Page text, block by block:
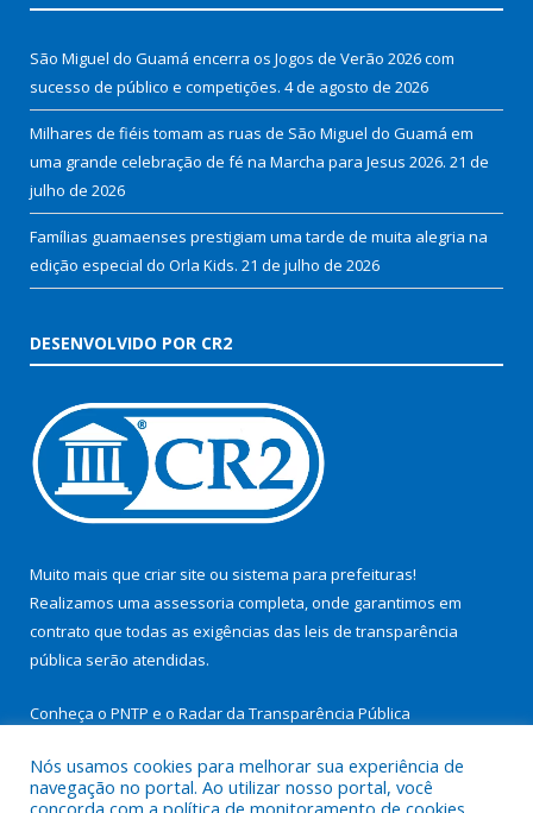
São Miguel do Guamá encerra os Jogos de Verão 2026 com
sucesso de público e competições. 4 de agosto de 2026
Milhares de fiéis tomam as ruas de São Miguel do Guamá em
uma grande celebração de fé na Marcha para Jesus 2026. 21 de
julho de 2026
Famílias guamaenses prestigiam uma tarde de muita alegria na
edição especial do Orla Kids. 21 de julho de 2026
DESENVOLVIDO POR CR2
Muito mais que criar site ou sistema para prefeituras!
Realizamos uma assessoria completa, onde garantimos em
contrato que todas as exigências das leis de transparência
pública serão atendidas.
Conheça o PNTP e o Radar da Transparência Pública
Nós usamos cookies para melhorar sua experiência de
navegação no portal. Ao utilizar nosso portal, você
concorda com a política de monitoramento de cookies.